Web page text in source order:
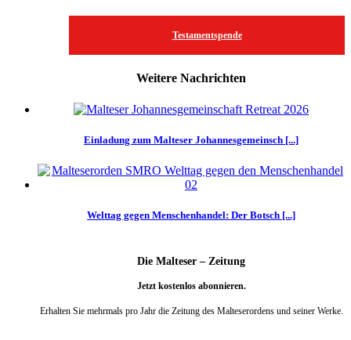
Testamentspende
Weitere Nachrichten
Einladung zum Malteser Johannesgemeinsch [...]
Welttag gegen Menschenhandel: Der Botsch [...]
Die Malteser – Zeitung
Jetzt kostenlos abonnieren.
Erhalten Sie mehrmals pro Jahr die Zeitung des Malteserordens und seiner Werke.